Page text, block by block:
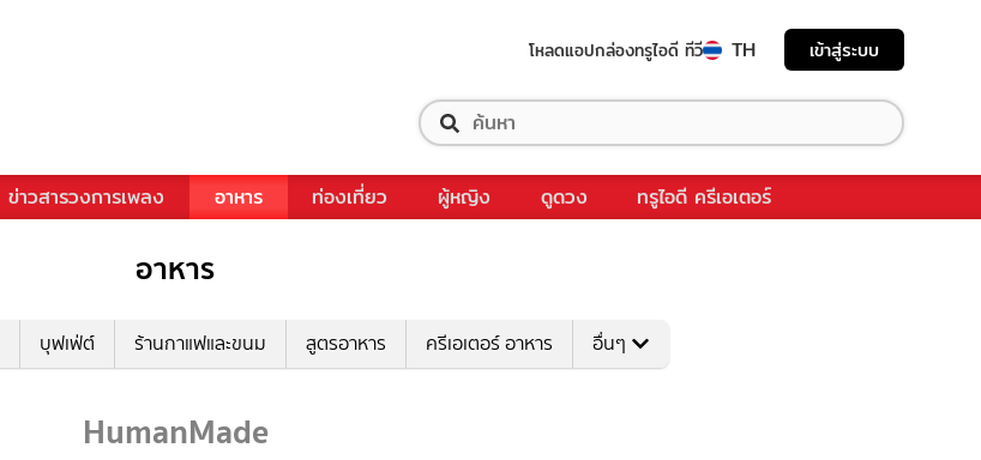
โหลดแอปกล่องทรูไอดี ทีวี TH เข้าสู่ระบบ
ข่าวสารวงการเพลง อาหาร ท่องเที่ยว ผู้หญิง ดูดวง ทรูไอดี ครีเอเตอร์
อาหาร
บุฟเฟ่ต์ ร้านกาแฟและขนม สูตรอาหาร ครีเอเตอร์ อาหาร อื่นๆ
HumanMade